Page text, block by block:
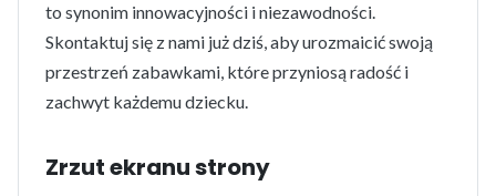
to synonim innowacyjności i niezawodności.
Skontaktuj się z nami już dziś, aby urozmaicić swoją
przestrzeń zabawkami, które przyniosą radość i
zachwyt każdemu dziecku.
Zrzut ekranu strony